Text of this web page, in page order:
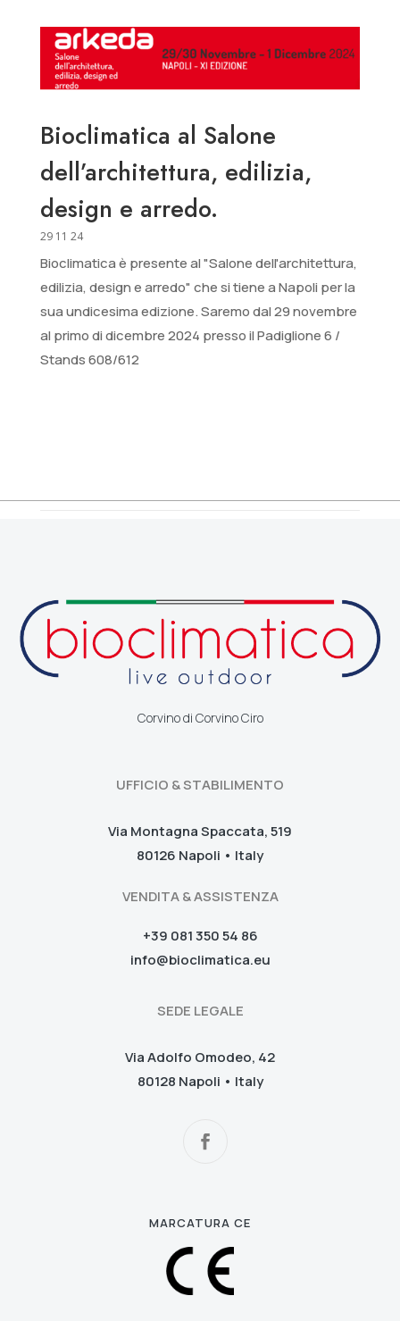
Bioclimatica al Salone
dell’architettura, edilizia,
design e arredo.
29 11 24
Bioclimatica è presente al "Salone dell'architettura,
edilizia, design e arredo" che si tiene a Napoli per la
sua undicesima edizione. Saremo dal 29 novembre
al primo di dicembre 2024 presso il Padiglione 6 /
Stands 608/612
Corvino di Corvino Ciro
UFFICIO & STABILIMENTO
Via Montagna Spaccata, 519
80126 Napoli • Italy
VENDITA & ASSISTENZA
+39 081 350 54 86
info@bioclimatica.eu
SEDE LEGALE
Via Adolfo Omodeo, 42
80128 Napoli • Italy
MARCATURA CE